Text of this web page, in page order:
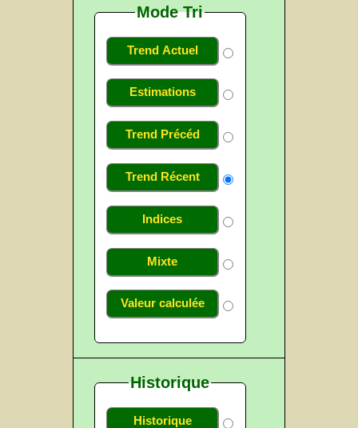
Mode Tri
Trend Actuel
Estimations
Trend Précéd
Trend Récent
Indices
Mixte
Valeur calculée
Historique
Historique